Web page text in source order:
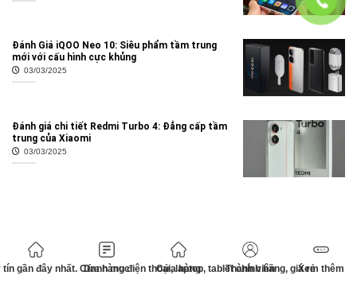
gần đây nhất. Cửa hàng điện thoại, laptop, tablet chính hãng, giá rẻ
Danh mục Cửa hàng Thành viên Xem thêm
Đánh Giá iQOO Neo 10: Siêu phẩm tầm trung
mới với cấu hình cực khủng
03/03/2025
Đánh giá chi tiết Redmi Turbo 4: Đẳng cấp tầm
trung của Xiaomi
03/03/2025